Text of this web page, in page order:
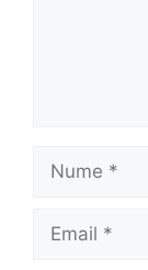
Nume
Email